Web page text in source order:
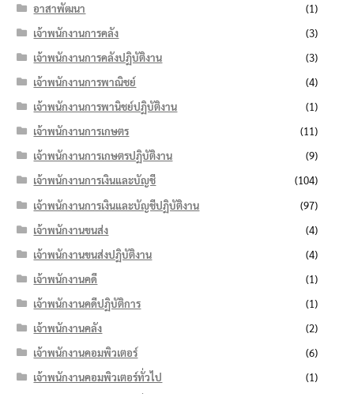
อาสาพัฒนา
(1)
เจ้าพนักงานการคลัง
(3)
เจ้าพนักงานการคลังปฏิบัติงาน
(3)
เจ้าพนักงานการพาณิชย์
(4)
เจ้าพนักงานการพานิชย์ปฏิบัติงาน
(1)
เจ้าพนักงานการเกษตร
(11)
เจ้าพนักงานการเกษตรปฏิบัติงาน
(9)
เจ้าพนักงานการเงินและบัญชี
(104)
เจ้าพนักงานการเงินและบัญชีปฏิบัติงาน
(97)
เจ้าพนักงานขนส่ง
(4)
เจ้าพนักงานขนส่งปฏิบัติงาน
(4)
เจ้าพนักงานคดี
(1)
เจ้าพนักงานคดีปฏิบัติการ
(1)
เจ้าพนักงานคลัง
(2)
เจ้าพนักงานคอมพิวเตอร์
(6)
เจ้าพนักงานคอมพิวเตอร์ทั่วไป
(1)